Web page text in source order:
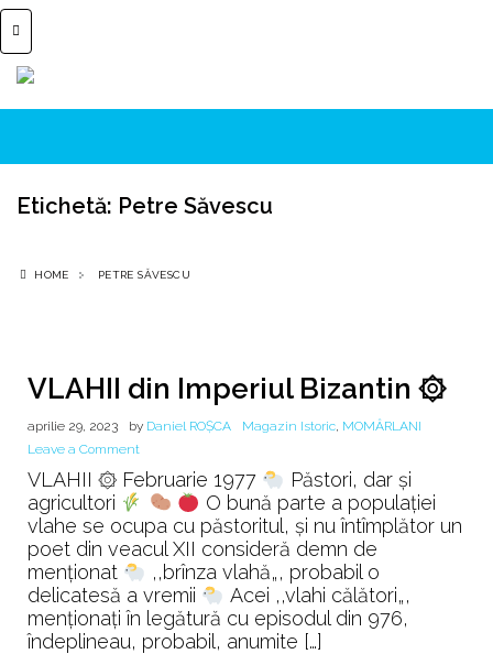
Etichetă: Petre Săvescu
HOME PETRE SĂVESCU
VLAHII din Imperiul Bizantin ۞
aprilie 29, 2023 by Daniel ROȘCA Magazin Istoric, MOMÂRLANI
Leave a Commenton
VLAHII
din
Bizantin
VLAHII ۞ Februarie 1977
Păstori, dar şi
agricultori
O bună parte a populaţiei
vlahe se ocupa cu păstoritul, şi nu întîmplător un
poet din veacul XII consideră demn de
menţionat
,,brînza vlahă„, probabil o
delicatesă a vremii
Acei ,,vlahi călători„,
menționați în legătură cu episodul din 976,
îndeplineau, probabil, anumite […]